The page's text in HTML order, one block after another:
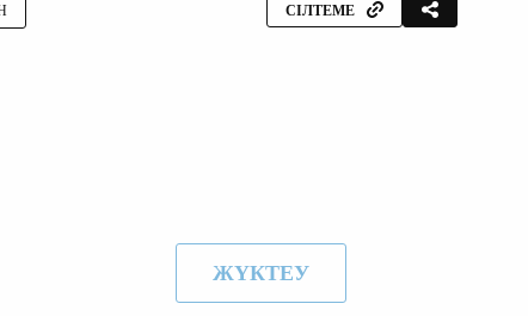
СІЛТЕМЕ
ЖҮКТЕУ